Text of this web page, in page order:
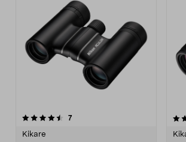
7recensioner
Kikare
4.0av 5 stjärnor